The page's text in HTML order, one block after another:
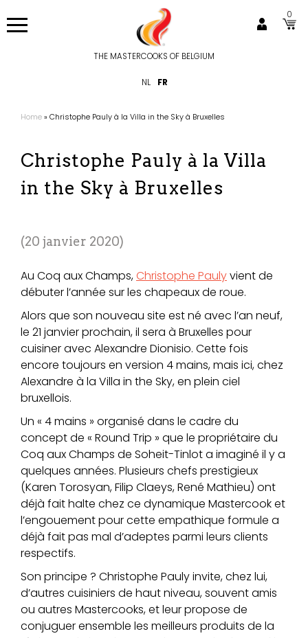
au
THE MASTERCOOKS OF BELGIUM
0
NL FR
Fil
Home Christophe Pauly à la Villa in the Sky à Bruxelles
Christophe Pauly à la Villa
in the Sky à Bruxelles
20 janvier 2020
Au Coq aux Champs,Christophe Paulyvient de
débuter l’année sur les chapeaux de roue.
Alors que son nouveau site est né avec l’an neuf,
le 21 janvier prochain, il sera à Bruxelles pour
cuisiner avec Alexandre Dionisio. Cette fois
encore toujours en version 4 mains, mais ici, chez
Alexandre à la Villa in the Sky, en plein ciel
bruxellois.
Un « 4 mains » organisé dans le cadre du
concept de « Round Trip » que le propriétaire du
Coq aux Champs de Soheit-Tinlot a imaginé il y a
quelques années. Plusieurs chefs prestigieux
(Karen Torosyan, Filip Claeys, René Mathieu) ont
déjà fait halte chez ce dynamique Mastercook et
l’engouement pour cette empathique formule a
déjà fait pas mal d’adeptes parmi leurs clients
respectifs.
Son principe ? Christophe Pauly invite, chez lui,
d’autres cuisiniers de haut niveau, souvent amis
ou autres Mastercooks, et leur propose de
conjuguer ensemble les meilleurs produits de la